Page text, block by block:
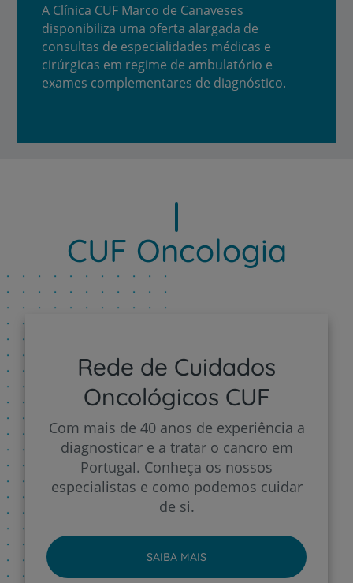
A Clínica CUF Marco de Canaveses
disponibiliza uma oferta alargada de
consultas de especialidades médicas e
cirúrgicas em regime de ambulatório e
exames complementares de diagnóstico.
CUF Oncologia
Rede de Cuidados
Oncológicos CUF
Com mais de 40 anos de experiência a
diagnosticar e a tratar o cancro em
Portugal. Conheça os nossos
especialistas e como podemos cuidar
de si.
SAIBA MAIS